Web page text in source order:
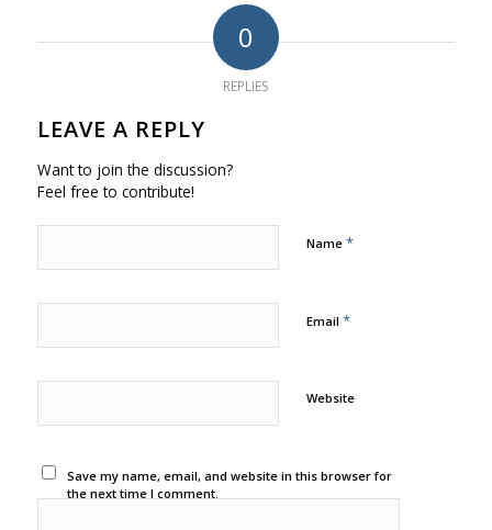
0
REPLIES
LEAVE A REPLY
Want to join the discussion?
Feel free to contribute!
Name *
Email *
Website
Save my name, email, and website in this browser for
the next time I comment.